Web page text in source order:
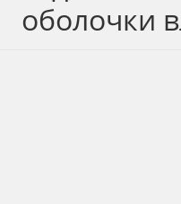
оболочки